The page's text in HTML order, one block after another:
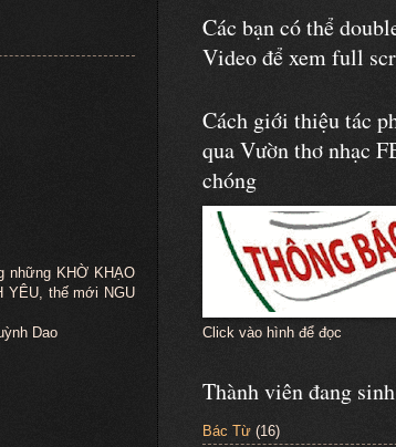
những KHỜ KHẠO
YÊU, thế mới NGU
Dao
Các bạn có thể
Video để xem full
Cách giới thiệu tác
qua Vườn thơ nhạc
chóng
Click vào hình để đọc
Thành viên đang
Bác Từ (16)